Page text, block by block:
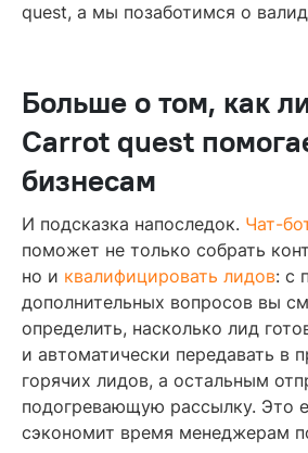
quest, а мы позаботимся о
Больше о том, как
Carrot quest
бизнесам
И подсказка напоследок. Чат-
поможет не только собрать
но и квалифицировать лидов: с
дополнительных вопросов вы
определить, насколько лид
и автоматически передавать в
горячих лидов, а остальным
подогревающую рассылку. Это
сэкономит время менеджерам